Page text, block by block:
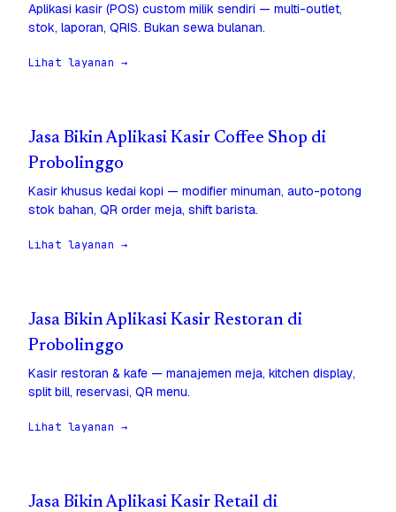
Aplikasi kasir (POS) custom milik sendiri — multi-outlet,
stok, laporan, QRIS. Bukan sewa bulanan.
Lihat layanan →
Jasa Bikin Aplikasi Kasir Coffee Shop di
Probolinggo
Kasir khusus kedai kopi — modifier minuman, auto-potong
stok bahan, QR order meja, shift barista.
Lihat layanan →
Jasa Bikin Aplikasi Kasir Restoran di
Probolinggo
Kasir restoran & kafe — manajemen meja, kitchen display,
split bill, reservasi, QR menu.
Lihat layanan →
Jasa Bikin Aplikasi Kasir Retail di